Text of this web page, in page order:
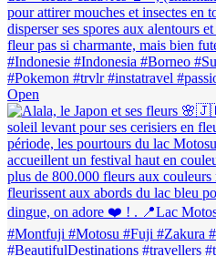
Open